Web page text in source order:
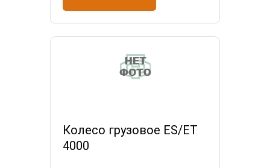
Колесо грузовое ES/ET
4000